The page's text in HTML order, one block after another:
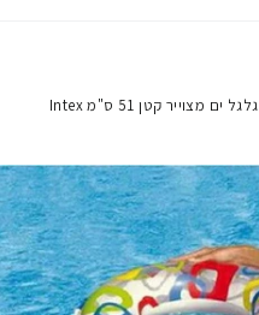
גלגל ים מצוייר קטן 51 ס"מ Intex